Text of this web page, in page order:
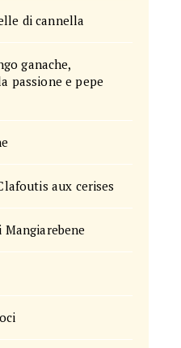
di cannella
ganache,
passione e pepe
aux cerises